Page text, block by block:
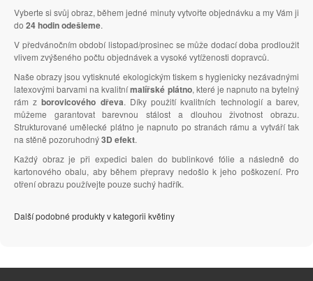
Vyberte si svůj obraz, během jedné minuty vytvořte objednávku a my Vám ji
do 24 hodin odešleme.
V předvánočním období listopad/prosinec se může dodací doba prodloužit
vlivem zvýšeného počtu objednávek a vysoké vytíženosti dopravců.
Naše obrazy jsou vytisknuté ekologickým tiskem s hygienicky nezávadnými
latexovými barvami na kvalitnímalířské plátno, které je napnuto na bytelný
rám zborovicového dřeva. Díky použití kvalitních technologií a barev,
můžeme garantovat barevnou stálost a dlouhou životnost obrazu.
Strukturované umělecké plátno je napnuto po stranách rámu a vytváří tak
na stěně pozoruhodný3D efekt.
Každý obraz je při expedici balen do bublinkové fólie a následně do
kartonového obalu, aby během přepravy nedošlo k jeho poškození. Pro
otření obrazu používejte pouze suchý hadřík.
Další podobné produkty v kategorii květiny